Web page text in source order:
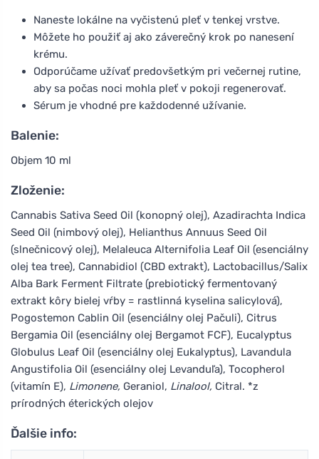
Naneste lokálne na vyčistenú pleť v tenkej vrstve.
Môžete ho použiť aj ako záverečný krok po nanesení
krému.
Odporúčame užívať predovšetkým pri večernej rutine,
aby sa počas noci mohla pleť v pokoji regenerovať.
Sérum je vhodné pre každodenné užívanie.
Balenie:
Objem 10 ml
Zloženie:
Cannabis Sativa Seed Oil (konopný olej), Azadirachta Indica
Seed Oil (nimbový olej), Helianthus Annuus Seed Oil
(slnečnicový olej), Melaleuca Alternifolia Leaf Oil (esenciálny
olej tea tree), Cannabidiol (CBD extrakt), Lactobacillus/Salix
Alba Bark Ferment Filtrate (prebiotický fermentovaný
extrakt kôry bielej vŕby = rastlinná kyselina salicylová),
Pogostemon Cablin Oil (esenciálny olej Pačuli), Citrus
Bergamia Oil (esenciálny olej Bergamot FCF), Eucalyptus
Globulus Leaf Oil (esenciálny olej Eukalyptus), Lavandula
Angustifolia Oil (esenciálny olej Levanduľa), Tocopherol
(vitamín E), Limonene, Geraniol, Linalool, Citral. *z
prírodných éterických olejov
Ďalšie info: